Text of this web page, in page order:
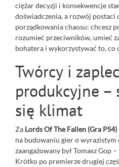
ciężar decyzji i konsekwencje
doświadczenia, a rozwój postaci
porządkowania chaosu: chcesz
rozumieć przeciwników, umieć
bohatera i wykorzystywać to, co
Twórcy i
produkcyjne –
się klimat
Za Lords Of The Fallen (Gra PS4)
na budowaniu gier o
zaangażowany był Tomasz Gop
Krótko po premierze drugiej